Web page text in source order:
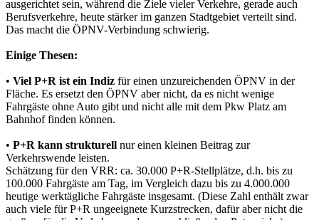
ausgerichtet sein, während die Ziele vieler Verkehre, gerade auch
Berufsverkehre, heute stärker im ganzen Stadtgebiet verteilt sind.
Das macht die ÖPNV-Verbindung schwierig.
Einige Thesen:
• Viel P+R ist ein Indiz für einen unzureichenden ÖPNV in der
Fläche. Es ersetzt den ÖPNV aber nicht, da es nicht wenige
Fahrgäste ohne Auto gibt und nicht alle mit dem Pkw Platz am
Bahnhof finden können.
• P+R kann strukturell nur einen kleinen Beitrag zur
Verkehrswende leisten.
Schätzung für den VRR: ca. 30.000 P+R-Stellplätze, d.h. bis zu
100.000 Fahrgäste am Tag, im Vergleich dazu bis zu 4.000.000
heutige werktägliche Fahrgäste insgesamt. (Diese Zahl enthält zwar
auch viele für P+R ungeeignete Kurzstrecken, dafür aber nicht die